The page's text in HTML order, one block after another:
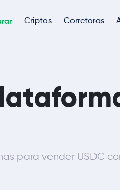
Criptos Corretoras
para vender USDC